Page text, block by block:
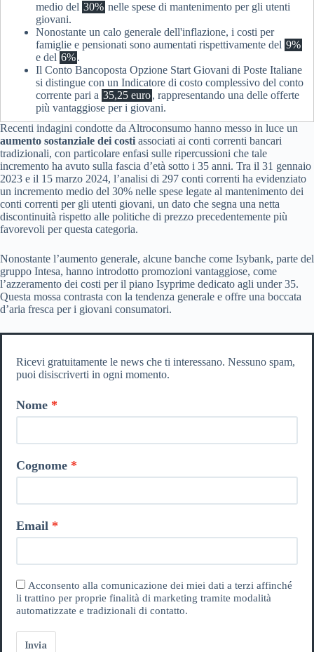
medio del 30% nelle spese di mantenimento per gli utenti
giovani.
Nonostante un calo generale dell'inflazione, i costi per
famiglie e pensionati sono aumentati rispettivamente del 9%
e del 6%.
Il Conto Bancoposta Opzione Start Giovani di Poste Italiane
si distingue con un Indicatore di costo complessivo del conto
corrente pari a 35,25 euro, rappresentando una delle offerte
più vantaggiose per i giovani.
Recenti indagini condotte da Altroconsumo hanno messo in luce un
aumento sostanziale dei costi associati ai conti correnti bancari
tradizionali, con particolare enfasi sulle ripercussioni che tale
incremento ha avuto sulla fascia d’età sotto i 35 anni. Tra il 31 gennaio
2023 e il 15 marzo 2024, l’analisi di 297 conti correnti ha evidenziato
un incremento medio del 30% nelle spese legate al mantenimento dei
conti correnti per gli utenti giovani, un dato che segna una netta
discontinuità rispetto alle politiche di prezzo precedentemente più
favorevoli per questa categoria.
Nonostante l’aumento generale, alcune banche come Isybank, parte del
gruppo Intesa, hanno introdotto promozioni vantaggiose, come
l’azzeramento dei costi per il piano Isyprime dedicato agli under 35.
Questa mossa contrasta con la tendenza generale e offre una boccata
d’aria fresca per i giovani consumatori.
Ricevi gratuitamente le news che ti interessano. Nessuno spam,
puoi disiscriverti in ogni momento.
Nome
Cognome
Email
Acconsento alla comunicazione dei miei dati a terzi affinché
li trattino per proprie finalità di marketing tramite modalità
automatizzate e tradizionali di contatto.
Invia